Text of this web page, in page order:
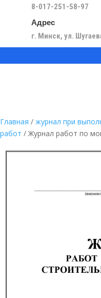
8-017-251-58-97
Адрес
г. Минск, ул.
Главная / журнал при
работ / Журнал работ по